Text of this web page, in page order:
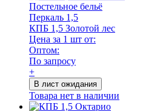
Постельное бельё
Перкаль 1,5
КПБ 1,5 Золотой лес
Цена за 1 шт от:
Оптом:
По запросу
+
В лист ожидания
Товара нет в наличии